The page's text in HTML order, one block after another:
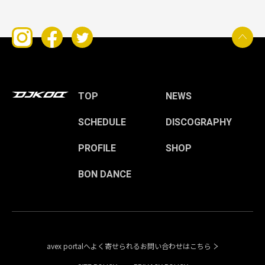
TOP
NEWS
SCHEDULE
DISCOGRAPHY
PROFILE
SHOP
BON DANCE
avex portalへよく寄せられるお問い合わせはこちら